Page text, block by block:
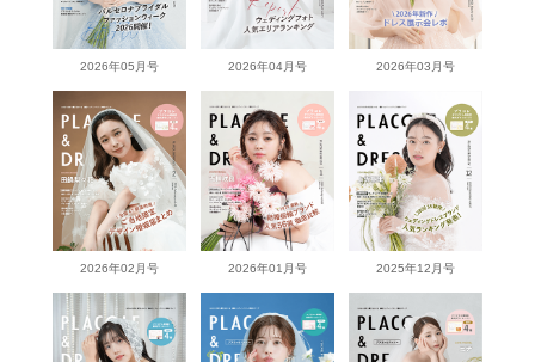
2026年05月号 2026年04月号 2026年03月号
2026年02月号 2026年01月号 2025年12月号